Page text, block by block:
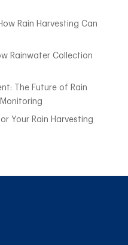
Rain Harvesting Can
Rainwater Collection
The Future of Rain
Your Rain Harvesting